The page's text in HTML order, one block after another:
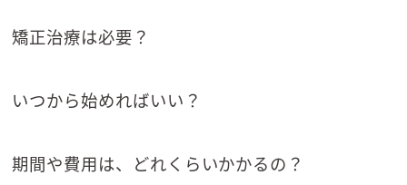
矯正治療は必要？
いつから始めればいい？
期間や費用は、どれくらいかかるの？